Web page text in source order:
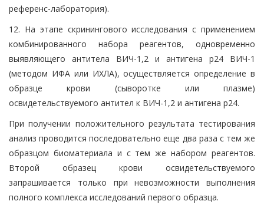
референс-лаборатория).
12. На этапе скринингового исследования с применением
комбинированного набора реагентов, одновременно
выявляющего антитела ВИЧ-1,2 и антигена р24 ВИЧ-1
(методом ИФА или ИХЛА), осуществляется определение в
образце крови (сыворотке или плазме)
освидетельствуемого антител к ВИЧ-1,2 и антигена р24.
При получении положительного результата тестирования
анализ проводится последовательно еще два раза с тем же
образцом биоматериала и с тем же набором реагентов.
Второй образец крови освидетельствуемого
запрашивается только при невозможности выполнения
полного комплекса исследований первого образца.